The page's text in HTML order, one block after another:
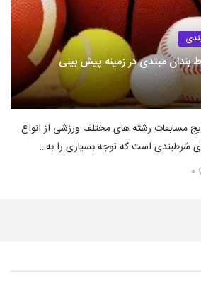
بندان مبتدی در زمینه پیش بینی
مسابقات رشته های مختلف ورزشی از انواع
شرطبندی است که توجه بسیاری را به…
۰